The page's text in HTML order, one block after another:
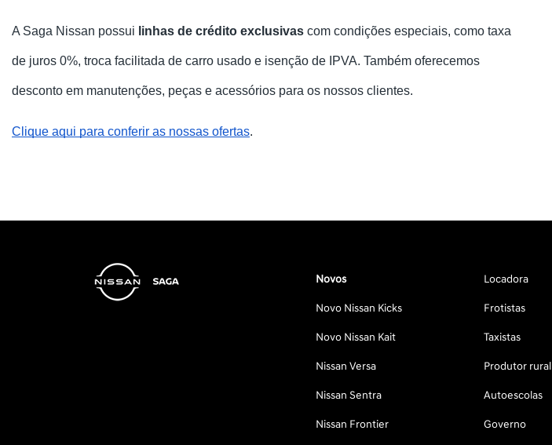
A Saga Nissan possui linhas de crédito exclusivas com condições especiais, como taxa
de juros 0%, troca facilitada de carro usado e isenção de IPVA. Também oferecemos
desconto em manutenções, peças e acessórios para os nossos clientes.
Clique aqui para conferir as nossas ofertas.
Novos
Novo Nissan Kicks
Novo Nissan Kait
Nissan Versa
Nissan Sentra
Nissan Frontier
Locadora
Frotistas
Taxistas
Produtor rural
Autoescolas
Governo